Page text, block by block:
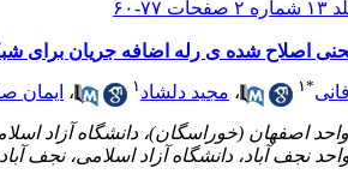
صفحات ۷۷-۶۰
اصلاح شده ی رله اضافه جریان برای
*۱ ، مجید دلشاد ۱ ، ایمان